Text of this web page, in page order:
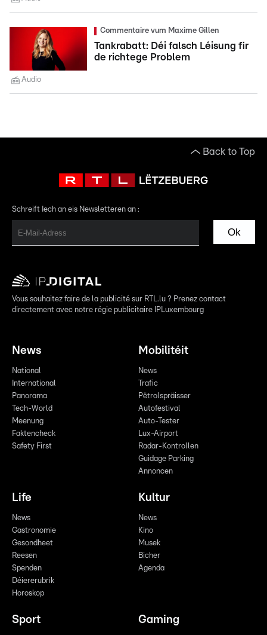
Commentaire vum Maxime Gillen
Tankrabatt: Déi falsch Léisung fir
de richtege Problem
Audio
Back to Top
Schreift Iech an eis Newsletteren an :
Ok
Vous souhaitez faire de la publicité sur RTL.lu ? Prenez contact
directement avec notre régie publicitaire IPLuxembourg
News
National
International
Panorama
Tech-World
Meenung
Faktencheck
Safety First
Mobilitéit
News
Trafic
Pëtrolspräisser
Autofestival
Auto-Tester
Lux-Airport
Radar-Kontrollen
Guidage Parking
Annoncen
Life
News
Gastronomie
Gesondheet
Reesen
Spenden
Déiererubrik
Horoskop
Kultur
News
Kino
Musek
Bicher
Agenda
Sport Gaming